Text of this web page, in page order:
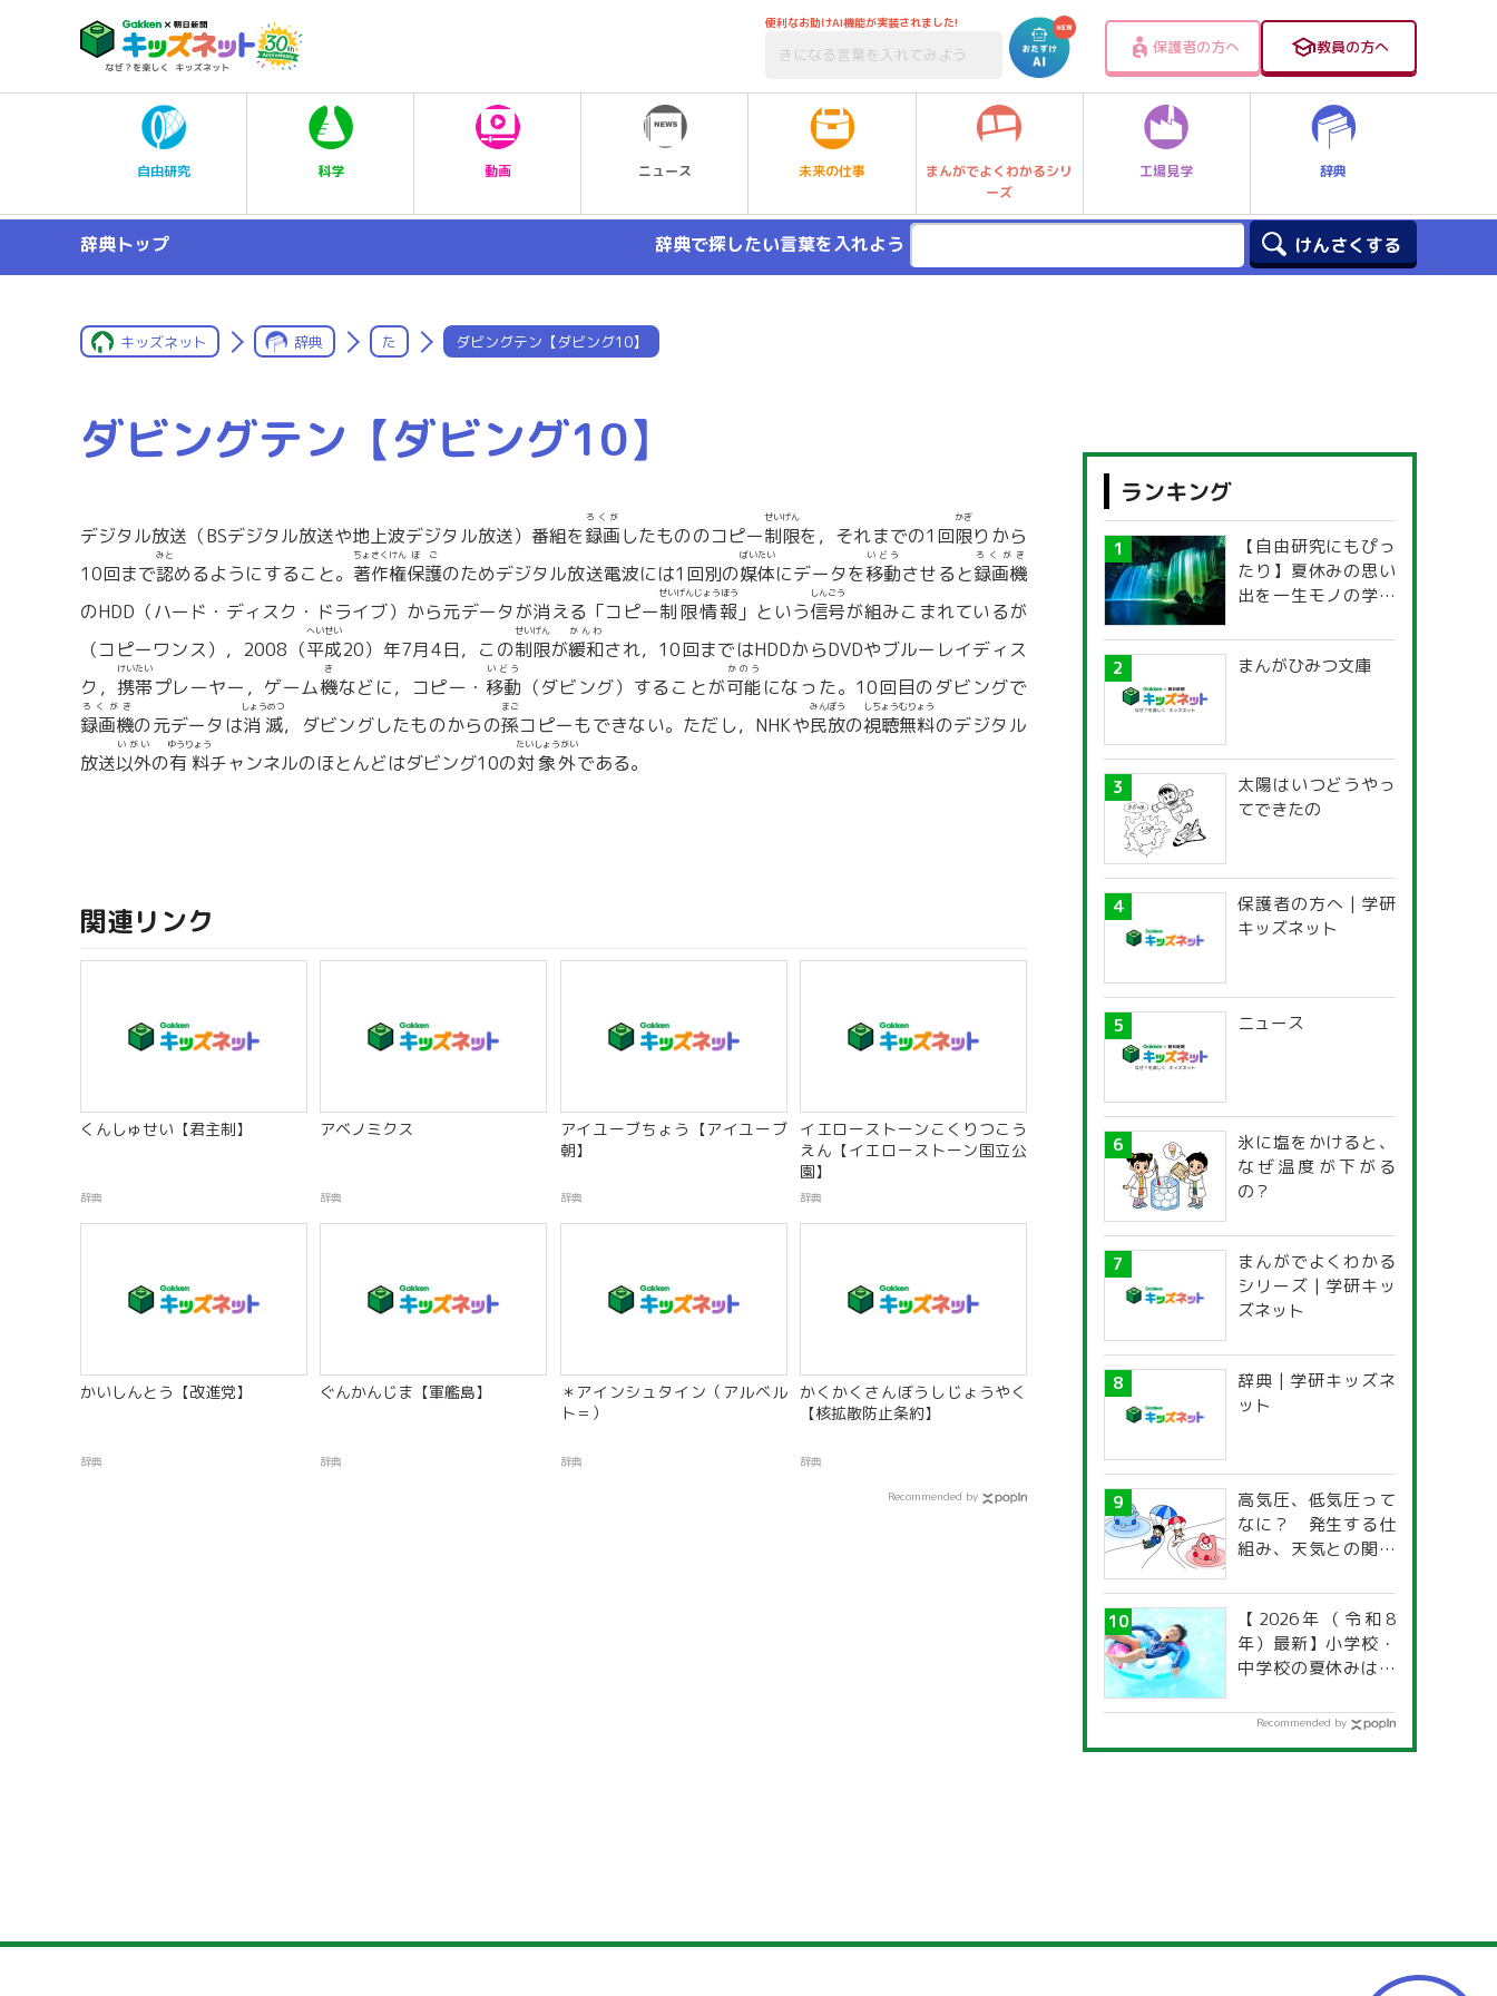
便利なお助けAI機能が実装されました!
保護者の方へ 教員の方へ
自由研究 科学 動画 ニュース 未来の仕事
まんがでよくわかるシリ
ーズ
工場見学 辞典
辞典トップ 辞典で探したい言葉を入れよう
キッズネット 辞典 た ダビングテン【ダビング10】
ダビングテン【ダビング10】
デジタル放送（BSデジタル放送や地上波デジタル放送）番組を録画
ろくが
したもののコピー制限
せいげん
を，それまでの1回限
かぎ
りから
10回まで認
みと
めるようにすること。 著作権
ちょさくけん
保護
ほご
のためデジタル放送電波には1回別の媒体
ばいたい
にデータを移動
いどう
させると録画機
ろくがき
のHDD（ハード・ディスク・ドライブ）から元データが消える「コピー制限情報
せいげんじょうほう
」という信号
しんごう
が組みこまれているが
（コピーワンス），2008（平成
へいせい
20）年7月4日，この制限
せいげん
が緩和
かんわ
され，10回まではHDDからDVDやブルーレイディス
ク， 携帯
けいたい
プレーヤー，ゲーム機
き
などに，コピー・ 移動
いどう
（ダビング）することが可能
かのう
になった。10回目のダビングで
録画機
ろくがき
の元データは消滅
しょうめつ
，ダビングしたものからの孫
まご
コピーもできない。ただし，NHKや民放
みんぽう
の視聴無料
しちょうむりょう
のデジタル
放送以外
いがい
の有料
ゆうりょう
チャンネルのほとんどはダビング10の対象外
たいしょうがい
である。
関連リンク
くんしゅせい【君主制】
辞典
アベノミクス
辞典
アイユーブちょう【アイユーブ
朝】
辞典
イエローストーンこくりつこう
えん【イエローストーン国立公
園】
辞典
かいしんとう【改進党】
辞典
ぐんかんじま【軍艦島】
辞典
＊アインシュタイン（アルベル
ト＝）
辞典
かくかくさんぼうしじょうやく
【核拡散防止条約】
辞典
Recommended by
ランキング
【自由研究にもぴっ
たり】夏休みの思い
出を一生モノの学び
探究ガイド
まんがひみつ文庫
太陽はいつどうやっ
てできたの
保護者の方へ | 学研
キッズネット
ニュース
氷に塩をかけると、
なぜ温度が下がる
の？
まんがでよくわかる
シリーズ | 学研キッ
ズネット
辞典 | 学研キッズネ
ット
高気圧、低気圧って
なに？ 発生する仕
組み、天気との関係
【2026年（令和8
年）最新】小学校・
中学校の夏休みはい
道府県別「夏季休暇
Recommended by